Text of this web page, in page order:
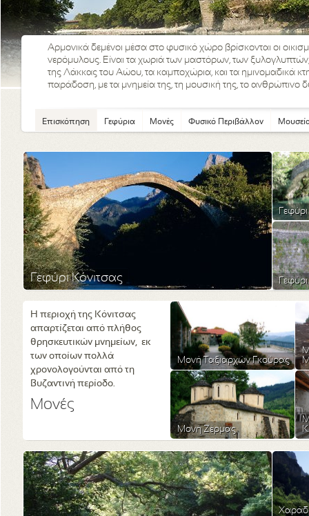
Αρμονικά δεμένοι μέσα στο φυσικό χώρο βρίσκονται οι
νερόμυλους. Είναι τα χωριά των μαστόρων, των
της Λάκκας του Αώου, τα καμποχώρια, και τα ημινομαδικά
παράδοση, με τα μνημεία της, τη μουσική της, το ανθρώπινο
Επισκόπηση Γεφύρια Μονές Φυσικό Περιβάλλον
Γεφύρι Κόνιτσας
Μονή Ταξιαρχών Γκούρας
Μονή Ζέρμας
Η περιοχή της Κόνιτσας
απαρτίζεται από πλήθος
θρησκευτικών μνημείων, εκ
των οποίων πολλά
χρονολογούνται από τη
Βυζαντινή περίοδο.
Μονές